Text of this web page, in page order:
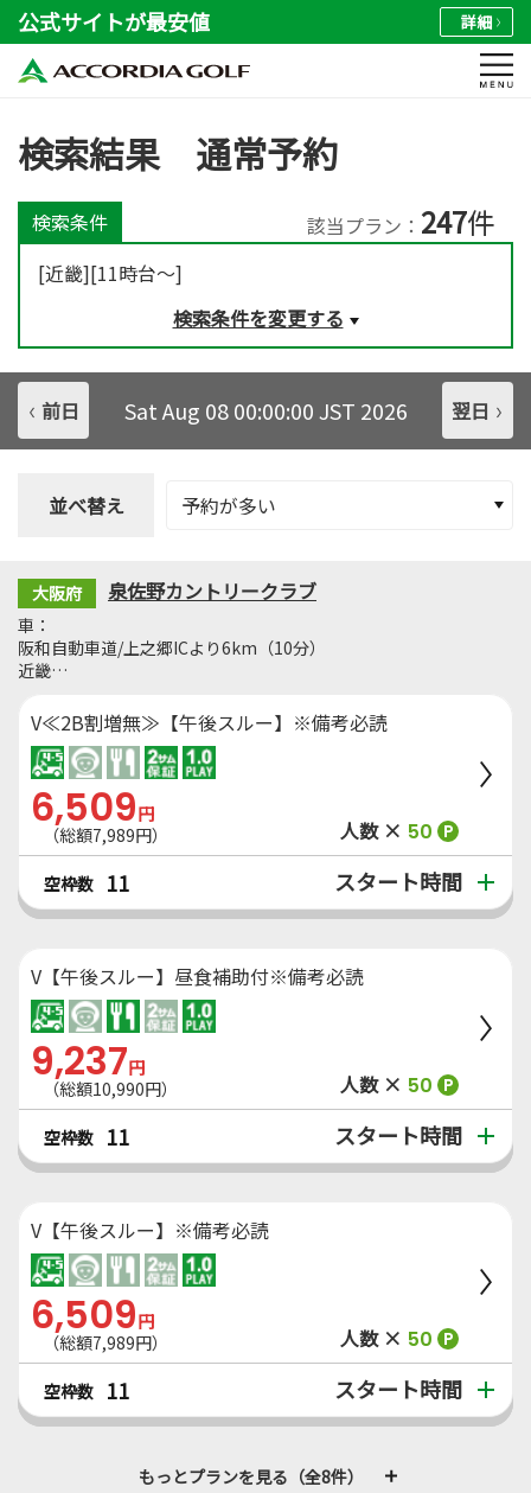
公式サイトが最安値 詳細
検索結果 通常予約
検索条件 該当プラン： 247件
[近畿][11時台～]
検索条件を変更する
前日 Sat Aug 08 00:00:00 JST 2026 翌日
並べ替え
大阪府 泉佐野カントリークラブ
車：
阪和自動車道/上之郷ICより6km（10分）
近畿…
V≪2B割増無≫【午後スルー】※備考必読
6,509円
（総額7,989円）
人数 × 50 P
空枠数 11 スタート時間
V【午後スルー】昼食補助付※備考必読
9,237円
（総額10,990円）
人数 × 50 P
空枠数 11 スタート時間
V【午後スルー】※備考必読
6,509円
（総額7,989円）
人数 × 50 P
空枠数 11 スタート時間
もっとプランを見る（全8件）